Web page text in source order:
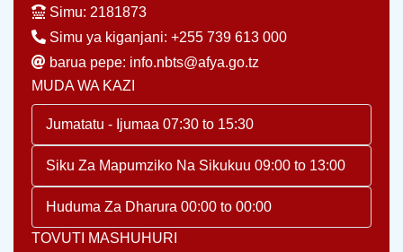
Simu: 2181873
Simu ya kiganjani: +255 739 613 000
barua pepe: info.nbts@afya.go.tz
MUDA WA KAZI
Jumatatu - Ijumaa 07:30 to 15:30
Siku Za Mapumziko Na Sikukuu 09:00 to 13:00
Huduma Za Dharura 00:00 to 00:00
TOVUTI MASHUHURI